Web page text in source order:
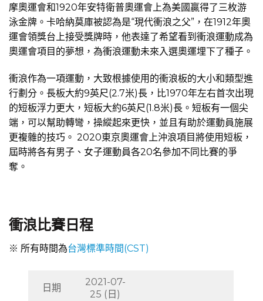
摩奧運會和1920年安特衛普奧運會上為美國贏得了三枚游
泳金牌。卡哈納莫庫被認為是“現代衝浪之父”，在1912年奧
運會領獎台上接受獎牌時，他表達了希望看到衝浪運動成為
奧運會項目的夢想，為衝浪運動未來入選奧運埋下了種子。
衝浪作為一項運動，大致根據使用的衝浪板的大小和類型進
行劃分。長板大約9英尺(2.7米)長，比1970年左右首次出現
的短板浮力更大，短板大約6英尺(1.8米)長。短板有一個尖
端，可以幫助轉彎，操縱起來更快，並且有助於運動員施展
更複雜的技巧。 2020東京奧運會上沖浪項目將使用短板，
屆時將各有男子、女子運動員各20名參加不同比賽的爭
奪。
衝浪比賽日程
※ 所有時間為台灣標準時間(CST)
日期
2021-07-
25 (日)